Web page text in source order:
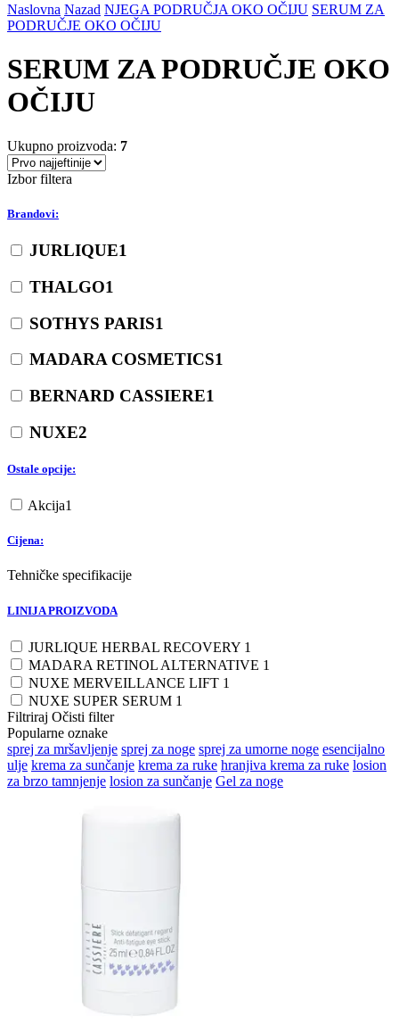
Naslovna Nazad NJEGA PODRUČJA OKO OČIJU SERUM ZA
PODRUČJE OKO OČIJU
SERUM ZA PODRUČJE OKO
OČIJU
Ukupno proizvoda: 7
Izbor filtera
Brandovi:
JURLIQUE1
THALGO1
SOTHYS PARIS1
MADARA COSMETICS1
BERNARD CASSIERE1
NUXE2
Ostale opcije:
Akcija1
Cijena:
Tehničke specifikacije
LINIJA PROIZVODA
JURLIQUE HERBAL RECOVERY 1
MADARA RETINOL ALTERNATIVE 1
NUXE MERVEILLANCE LIFT 1
NUXE SUPER SERUM 1
Filtriraj Očisti filter
Popularne oznake
sprej za mršavljenje sprej za noge sprej za umorne noge esencijalno
ulje krema za sunčanje krema za ruke hranjiva krema za ruke losion
za brzo tamnjenje losion za sunčanje Gel za noge